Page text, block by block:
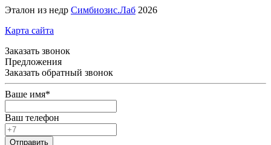
Эталон из недр Симбиозис.Лаб 2026
Карта сайта
Заказать звонок
Предложения
Заказать обратный звонок
Ваше имя*
Ваш телефон